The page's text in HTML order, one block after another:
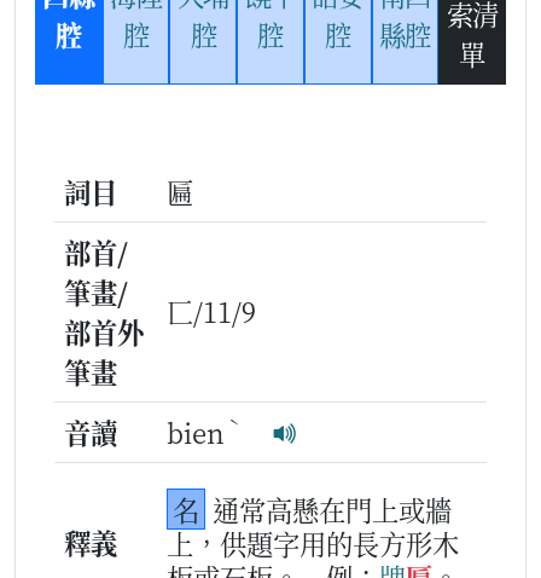
腔
腔
腔
腔
腔
縣腔
索清
單
詞目
匾
部首/
筆畫/
部首外
筆畫
匸/11/9
音讀 bien ˋ
釋義
名 通常高懸在門上或牆
上，供題字用的長方形木